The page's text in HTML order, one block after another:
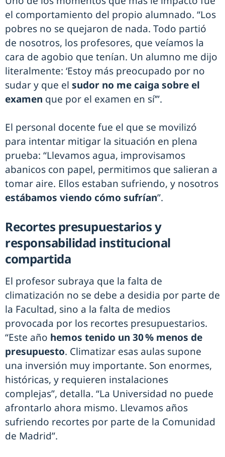
el comportamiento del propio alumnado. “Los
pobres no se quejaron de nada. Todo partió
de nosotros, los profesores, que veíamos la
cara de agobio que tenían. Un alumno me dijo
literalmente: ‘Estoy más preocupado por no
sudar y que el sudor no me caiga sobre el
examen que por el examen en sí’”.
El personal docente fue el que se movilizó
para intentar mitigar la situación en plena
prueba: “Llevamos agua, improvisamos
abanicos con papel, permitimos que salieran a
tomar aire. Ellos estaban sufriendo, y nosotros
estábamos viendo cómo sufrían”.
Recortes presupuestarios y
responsabilidad institucional
compartida
El profesor subraya que la falta de
climatización no se debe a desidia por parte de
la Facultad, sino a la falta de medios
provocada por los recortes presupuestarios.
“Este año hemos tenido un 30 % menos de
presupuesto. Climatizar esas aulas supone
una inversión muy importante. Son enormes,
históricas, y requieren instalaciones
complejas”, detalla. “La Universidad no puede
afrontarlo ahora mismo. Llevamos años
sufriendo recortes por parte de la Comunidad
de Madrid”.